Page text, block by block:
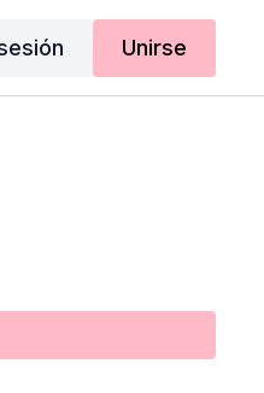
Unirse